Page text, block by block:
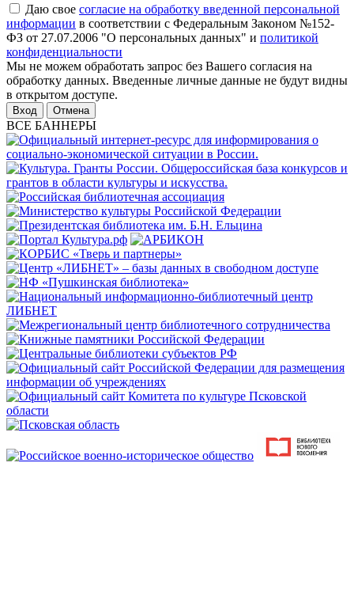
Даю свое согласие на обработку введенной персональной
информации в соответствии с Федеральным Законом №152-
ФЗ от 27.07.2006 "О персональных данных" и политикой
конфиденциальности
Мы не можем обработать запрос без Вашего согласия на
обработку данных. Введенные личные данные не будут видны
в открытом доступе.
Отмена
ВСЕ БАННЕРЫ